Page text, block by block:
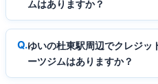
ムはありますか？
ゆいの杜東駅周辺でクレジッ
ーツジムはありますか？